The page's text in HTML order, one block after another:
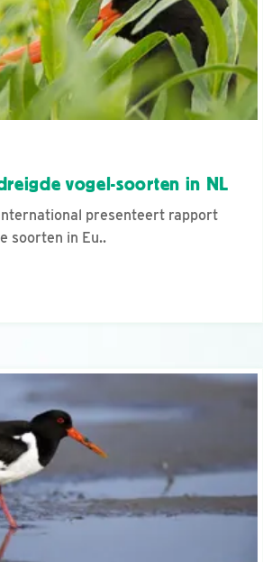
vogel-soorten in NL
presenteert rapport
soorten in Eu..